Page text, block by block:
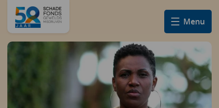
Menu